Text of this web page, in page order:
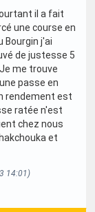
il a fait
une course en
Bourgin j'ai
de justesse 5
me trouve
passe en
rendement est
ratée n'est
chez nous
et
14:01)